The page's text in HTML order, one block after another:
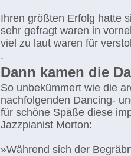
Ihren größten Erfolg hatte
sehr gefragt waren in
viel zu laut waren für
.
Dann kamen die
So unbekümmert wie die
nachfolgenden Dancing-
für schöne Späße diese
Jazzpianist Morton:
»Während sich der